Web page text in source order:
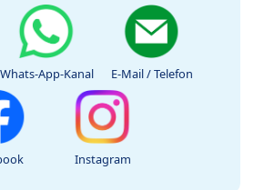
Whats-App-Kanal E-Mail / Telefon
Instagram